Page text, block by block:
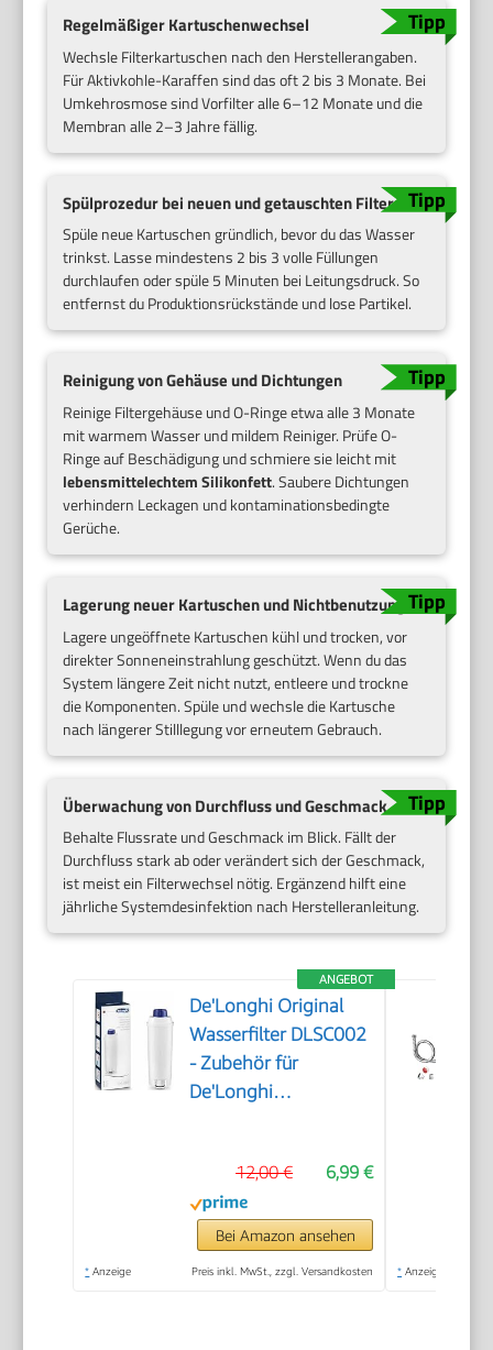
Regelmäßiger Kartuschenwechsel
Wechsle Filterkartuschen nach den Herstellerangaben.
Für Aktivkohle-Karaffen sind das oft 2 bis 3 Monate. Bei
Umkehrosmose sind Vorfilter alle 6–12 Monate und die
Membran alle 2–3 Jahre fällig.
Spülprozedur bei neuen und getauschten Filtern
Spüle neue Kartuschen gründlich, bevor du das Wasser
trinkst. Lasse mindestens 2 bis 3 volle Füllungen
durchlaufen oder spüle 5 Minuten bei Leitungsdruck. So
entfernst du Produktionsrückstände und lose Partikel.
Reinigung von Gehäuse und Dichtungen
Reinige Filtergehäuse und O-Ringe etwa alle 3 Monate
mit warmem Wasser und mildem Reiniger. Prüfe O-
Ringe auf Beschädigung und schmiere sie leicht mit
lebensmittelechtem Silikonfett. Saubere Dichtungen
verhindern Leckagen und kontaminationsbedingte
Gerüche.
Lagerung neuer Kartuschen und Nichtbenutzung
Lagere ungeöffnete Kartuschen kühl und trocken, vor
direkter Sonneneinstrahlung geschützt. Wenn du das
System längere Zeit nicht nutzt, entleere und trockne
die Komponenten. Spüle und wechsle die Kartusche
nach längerer Stilllegung vor erneutem Gebrauch.
Überwachung von Durchfluss und Geschmack
Behalte Flussrate und Geschmack im Blick. Fällt der
Durchfluss stark ab oder verändert sich der Geschmack,
ist meist ein Filterwechsel nötig. Ergänzend hilft eine
jährliche Systemdesinfektion nach Herstelleranleitung.
ANGEBOT
De'Longhi Original
Wasserfilter DLSC002
- Zubehör für
De'Longhi
Pflege und Schutz der
Maschine,optimiert
die Kaffeequalität und
schützt vor Kalk, 0.5
6,99 €
12,00 €
Bei Amazon ansehen
* Anzeige Preis inkl. MwSt., zzgl. Versandkosten * Anzeige